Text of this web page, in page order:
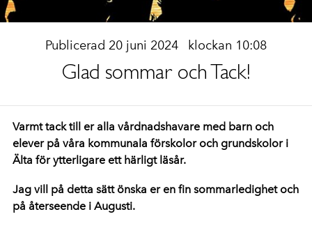
Publicerad 20 juni 2024 klockan 10:08
Glad sommar och Tack!
Varmt tack till er alla vårdnadshavare med barn och
elever på våra kommunala förskolor och grundskolor i
Älta för ytterligare ett härligt läsår.
Jag vill på detta sätt önska er en fin sommarledighet och
på återseende i Augusti.